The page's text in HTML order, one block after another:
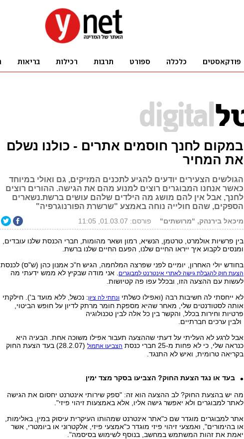
במקום לחנך חוסמים אתרים - כולנו נשלם
את המחיר
הגולשים הצעירים יודעים להגיע לתכנים המזיקים, גם ואולי במיוחד
כאשר אנחנו המבוגרים רוצים למנוע מהם את הגישה. ההורים רוצים
לחנך, אבל אין להם מושג מה הילדים שלהם עושים ברשת.נשארים
הספקים, שהם חולייה נוחה באמצע "שרשרת הפורנוגרפיה"
מיכאל בירנהק, "מרושתים" פורסם: 01.03.07, 11:05
בין פרשיות אולמרט, טרטמן, הנשיא, רמון ושאר מהומות, חברי הכנסת שלנו עובדים,
ומנסים לקבוע איך ייראו החיים שלנו, הפעם החיים שלנו ברשת.
בחודש יולי האחרון, יומיים לפני שפרצה המלחמה, הגיש ח"כ אמנון כהן (ש"ס) לכנסת
הצעת חוק להגבלת גישה לאתרי אינטרנט למבוגרים. אני מודה שבקיץ לא ממש ידעתי מה
לעשות עם ההצעה הזו, ובכלל עפו פה קטיושות.
לא ייחסתי לה חשיבות רבה (ואפילו כשלתי ונתתי לה ציון: נכשל, ללא מועד ב'). חילקתי
אותה לסטודנטים שלי, מאחר שהיא מספקת חומר מרתק לדיון על חופש הביטוי,
פרטיות וחירות בכלל, והקשר בין כל אלה לבין טכנולוגיה
ולבין ערכים חברתיים.
אבל לרגע לא העליתי על דעתי שההצעה תעבור אפילו משוכה אחת. הבעיה היא
כנראה שלי, כי לא פחות מ-25 חברי כנסת
הצביעו אתמול
(28.2.07) בעד הצעת החוק
בקריאה טרומית, ואיש לא התנגד.
בעד או נגד הצעת החוק? הצביעו בסקר מצד ימין
מה יש בהצעת החוק? לב ההצעה הוא זה: "ספק שירותי אינטרנט יחסום את הגישה
לאתר למבוגרים ולא יאפשר גישה אליו, אלא באמצעות זיהוי פיזי".
אתר למבוגרים מוגדר שם כ"אתר אינטרנט שמהותו העיקרית עיסוק במין, באלימות,
או בהימורים", ואמצעי זיהוי פיזי מוגדר כ"אמצעי פיזי, אלקטרוני או ביומטרי, אשר
יאמת את זהות המשתמש במחשב, בנוסף לשימוש בסיסמה".